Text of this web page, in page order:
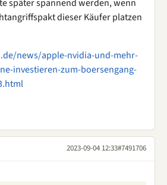
später spannend werden, wenn
dieser Käufer platzen
news/apple-nvidia-und-mehr-
investieren-zum-boersengang-
2023-09-04 12:33#7491706